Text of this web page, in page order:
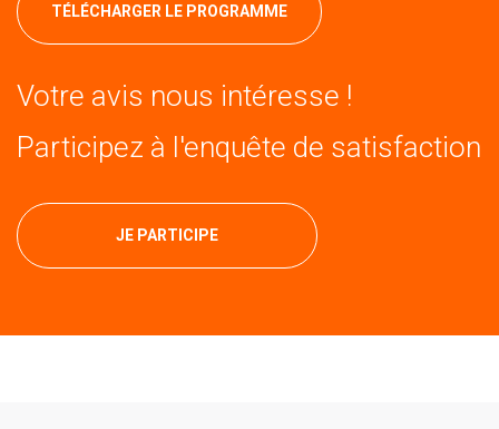
TÉLÉCHARGER LE PROGRAMME
Votre avis nous intéresse !
Participez à l'enquête de satisfaction
JE PARTICIPE